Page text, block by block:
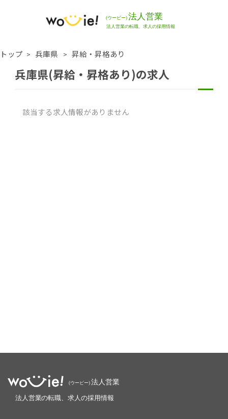
トップ 兵庫県 昇給・昇格あり
兵庫県(昇給・昇格あり)の求人
該当する求人情報がありません